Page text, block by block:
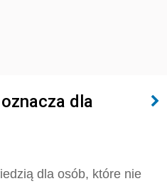
dla
dla osób, które nie